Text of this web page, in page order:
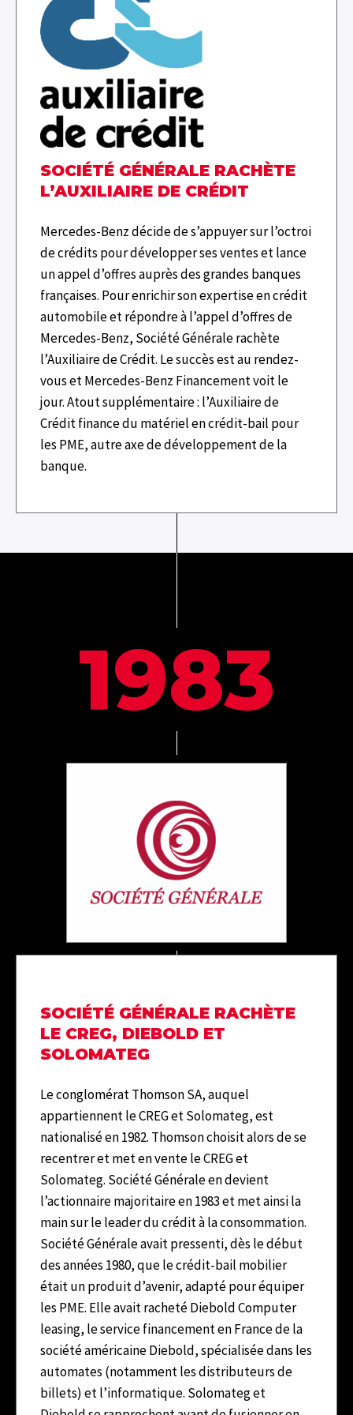
SOCIÉTÉ GÉNÉRALE RACHÈTE
L’AUXILIAIRE DE CRÉDIT
Mercedes-Benz décide de s’appuyer sur l’octroi
de crédits pour développer ses ventes et lance
un appel d’offres auprès des grandes banques
françaises. Pour enrichir son expertise en crédit
automobile et répondre à l’appel d’offres de
Mercedes-Benz, Société Générale rachète
l’Auxiliaire de Crédit. Le succès est au rendez-
vous et Mercedes-Benz Financement voit le
jour. Atout supplémentaire : l’Auxiliaire de
Crédit finance du matériel en crédit-bail pour
les PME, autre axe de développement de la
banque.
1983
SOCIÉTÉ GÉNÉRALE RACHÈTE
LE CREG, DIEBOLD ET
SOLOMATEG
Le conglomérat Thomson SA, auquel
appartiennent le CREG et Solomateg, est
nationalisé en 1982. Thomson choisit alors de se
recentrer et met en vente le CREG et
Solomateg. Société Générale en devient
l’actionnaire majoritaire en 1983 et met ainsi la
main sur le leader du crédit à la consommation.
Société Générale avait pressenti, dès le début
des années 1980, que le crédit-bail mobilier
était un produit d’avenir, adapté pour équiper
les PME. Elle avait racheté Diebold Computer
leasing, le service financement en France de la
société américaine Diebold, spécialisée dans les
automates (notamment les distributeurs de
billets) et l’informatique. Solomateg et